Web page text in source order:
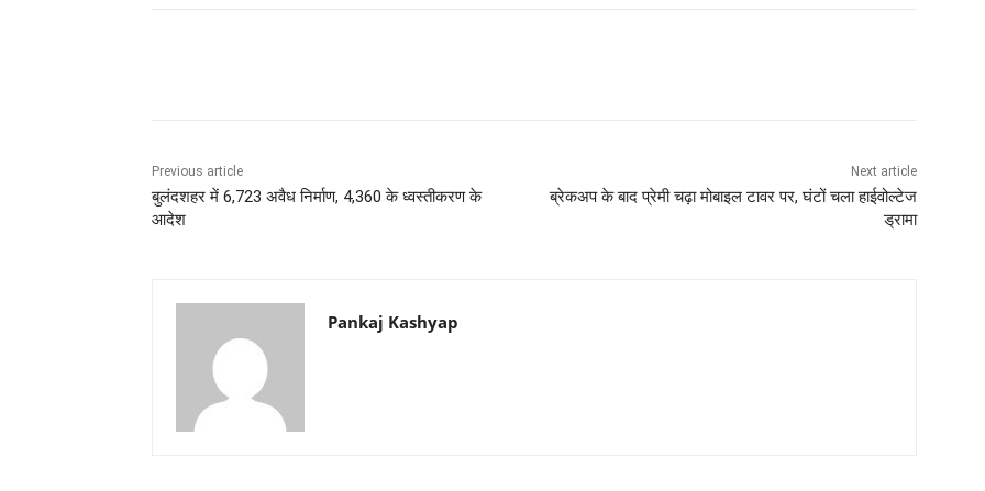
Previous article
बुलंदशहर में 6,723 अवैध निर्माण, 4,360 के ध्वस्तीकरण के
आदेश
Next article
ब्रेकअप के बाद प्रेमी चढ़ा मोबाइल टावर पर, घंटों चला हाईवोल्टेज
ड्रामा
Pankaj Kashyap